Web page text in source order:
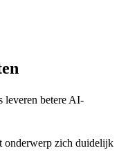
leveren betere AI-
onderwerp zich duidelijk